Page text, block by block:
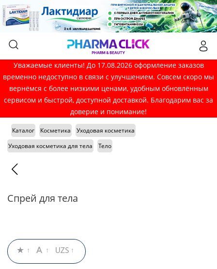
Уважаемые клиенты! До 17.08.2026 оформление заказов
временно недоступно в связи с улучшением. Совсем скоро мы
вернёмся с более низкими ценами, удобным обновлённым
сервисом и быстрой, доступной доставкой. Благодарим вас за
доверие и понимание!
Каталог Косметика
Уходовая косметика
Уходовая косметика для тела
Тело
Спрей для тела